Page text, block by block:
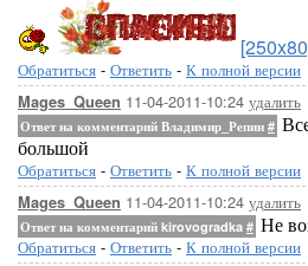
Обратиться - Ответить - К полной версии
Mages_Queen 11-04-2011-10:24 удалить
Ответ на комментарий Владимир_Репин #
большой
Обратиться - Ответить - К полной версии
Mages_Queen 11-04-2011-10:24 удалить
Ответ на комментарий kirovogradka # Не
Обратиться - Ответить - К полной версии